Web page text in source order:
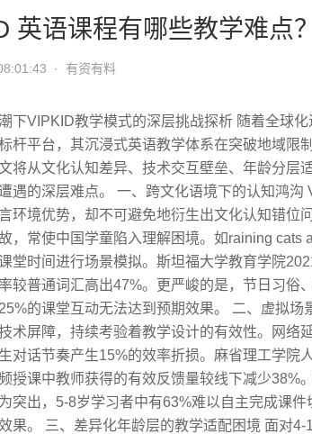
英语课程有哪些教学难点？
· 有资有料
下VIPKID教学模式的深层挑战探析 随着全球
杆平台，其沉浸式英语教学体系在突破地域限
将从文化认知差异、技术交互壁垒、年龄分层
遇的深层难点。 一、跨文化语境下的认知鸿沟
环境优势，却不可避免地衍生出文化认知错位
，常使中国学童陷入理解困境。如raining cats
堂时间进行场景模拟。斯坦福大学教育学院
较普通词汇高出47%。更严峻的是，节日习俗
的课堂互动无法达到预期效果。 二、虚拟场
术屏障，持续考验着教学设计的有效性。网络
对话节奏产生15%的效率折损。麻省理工学院
授课中教师获得的有效反馈量较线下减少38%
突出，5-8岁学习者中有63%难以自主完成课
果。 三、差异化年龄层的教学适配困境 面对4-